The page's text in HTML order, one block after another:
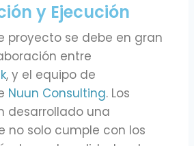
y Ejecución
proyecto se debe en gran
entre
, y el equipo de
Nuun Consulting. Los
desarrollado una
no solo cumple con los